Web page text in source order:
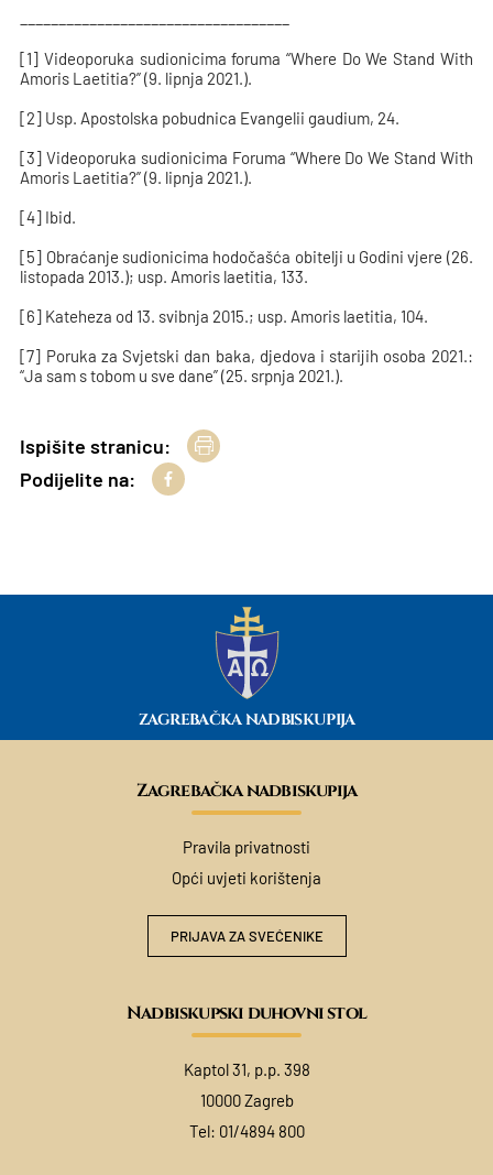
[1] Videoporuka sudionicima foruma “Where Do We Stand With
Amoris Laetitia?” (9. lipnja 2021.).
[2] Usp. Apostolska pobudnica Evangelii gaudium, 24.
[3] Videoporuka sudionicima Foruma “Where Do We Stand With
Amoris Laetitia?” (9. lipnja 2021.).
[4] Ibid.
[5] Obraćanje sudionicima hodočašća obitelji u Godini vjere (26.
listopada 2013.); usp. Amoris laetitia, 133.
[6] Kateheza od 13. svibnja 2015.; usp. Amoris laetitia, 104.
[7] Poruka za Svjetski dan baka, djedova i starijih osoba 2021.:
“Ja sam s tobom u sve dane” (25. srpnja 2021.).
Ispišite stranicu:
Podijelite na:
ZAGREBAČKA NADBISKUPIJA
Zagrebačka nadbiskupija
Pravila privatnosti
Opći uvjeti korištenja
PRIJAVA ZA SVEĆENIKE
Nadbiskupski duhovni stol
Kaptol 31, p.p. 398
10000 Zagreb
Tel: 01/4894 800